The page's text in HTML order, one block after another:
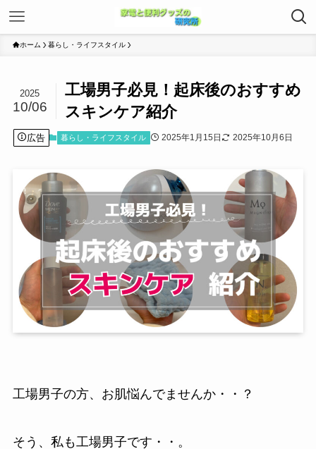
ホーム 暮らし・ライフスタイル
工場男子必見！起床後のおすすめ
スキンケア紹介
2025
10/06
広告 暮らし・ライフスタイル 2025年1月15日 2025年10月6日
工場男子の方、お肌悩んでませんか・・？
そう、私も工場男子です・・。